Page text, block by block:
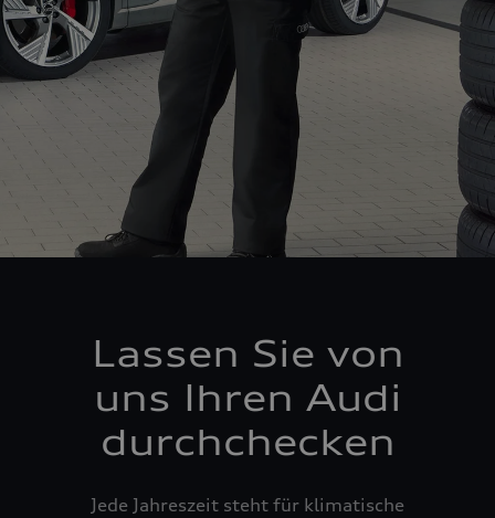
Lassen Sie von
uns Ihren Audi
durchchecken
Jede Jahreszeit steht für klimatische